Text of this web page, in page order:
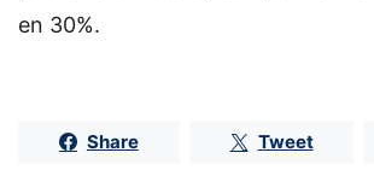
en 30%.
Share Tweet